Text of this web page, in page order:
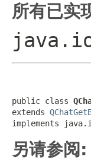
所有已实
public class
extends
implements
另请参阅: